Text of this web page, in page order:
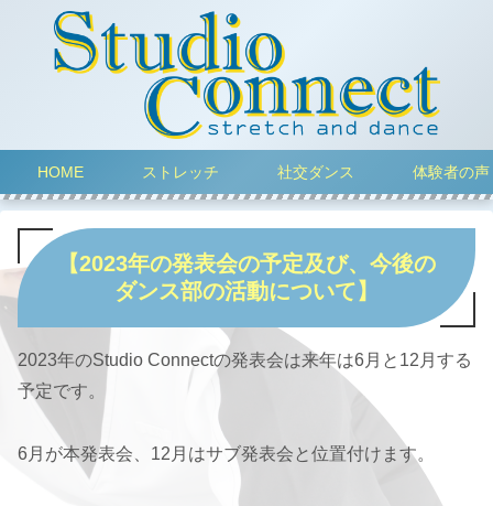
HOME ストレッチ 社交ダンス 体験者の声
【2023年の発表会の予定及び、今後の
ダンス部の活動について】
2023年のStudio Connectの発表会は来年は6月と12月する
予定です。
6月が本発表会、12月はサブ発表会と位置付けます。